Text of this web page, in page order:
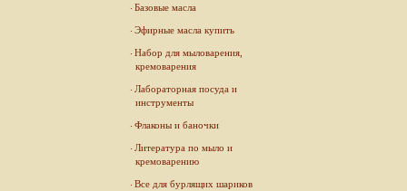
Базовые масла
Эфирные масла купить
Набор для мыловарения,
кремоварения
Лабораторная посуда и
инструменты
Флаконы и баночки
Литература по мыло и
кремоварению
Все для бурлящих шариков